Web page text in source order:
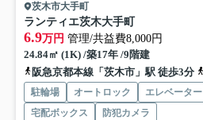
茨木市大手町
ランティエ茨木大手町
6.9万円 管理/共益費8,000円
24.84㎡ (1K) /築17年 /9階建
阪急京都本線「茨木市」駅 徒歩3分
駐輪場 オートロック エレベーター
宅配ボックス
防犯カメラ